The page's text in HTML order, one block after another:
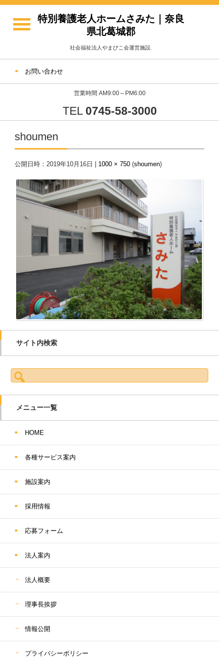
特別養護老人ホームさみた｜奈良
県北葛城郡
社会福祉法人やまびこ会運営施設.
お問い合わせ
営業時間 AM9:00～PM6:00
TEL 0745-58-3000
shoumen
公開日時： 2019年10月16日 1000 × 750 (shoumen)
サイト内検索
検索:
メニュー一覧
HOME
各種サービス案内
施設案内
採用情報
応募フォーム
法人案内
法人概要
理事長挨拶
情報公開
プライバシーポリシー